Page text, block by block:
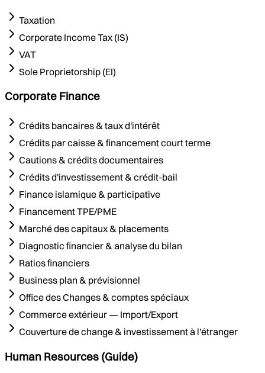
Taxation
Corporate Income Tax (IS)
VAT
Sole Proprietorship (EI)
Corporate Finance
Crédits bancaires & taux d'intérêt
Crédits par caisse & financement court terme
Cautions & crédits documentaires
Crédits d'investissement & crédit-bail
Finance islamique & participative
Financement TPE/PME
Marché des capitaux & placements
Diagnostic financier & analyse du bilan
Ratios financiers
Business plan & prévisionnel
Office des Changes & comptes spéciaux
Commerce extérieur — Import/Export
Couverture de change & investissement à l'étranger
Human Resources (Guide)